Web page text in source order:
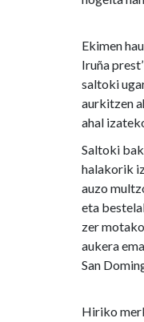
Ekimen
Iruña
saltoki
aurkitzen
ahal
Saltoki
halakorik
auzo
eta
zer
aukera
San
Hiriko